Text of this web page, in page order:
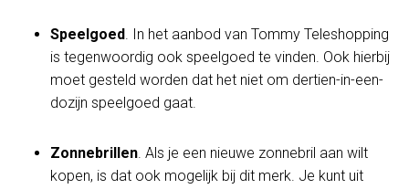
Speelgoed. In het aanbod van Tommy Teleshopping
is tegenwoordig ook speelgoed te vinden. Ook hierbij
moet gesteld worden dat het niet om dertien-in-een-
dozijn speelgoed gaat.
Zonnebrillen. Als je een nieuwe zonnebril aan wilt
kopen, is dat ook mogelijk bij dit merk. Je kunt uit